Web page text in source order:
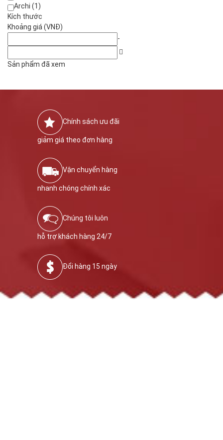
Archi (1)
Kích thước
Khoảng giá (VNĐ)
-
Sản phẩm đã xem
Chính sách ưu đãi
giảm giá theo đơn hàng
Vận chuyển hàng
nhanh chóng chính xác
Chúng tôi luôn
hỗ trợ khách hàng 24/7
Đổi hàng 15 ngày